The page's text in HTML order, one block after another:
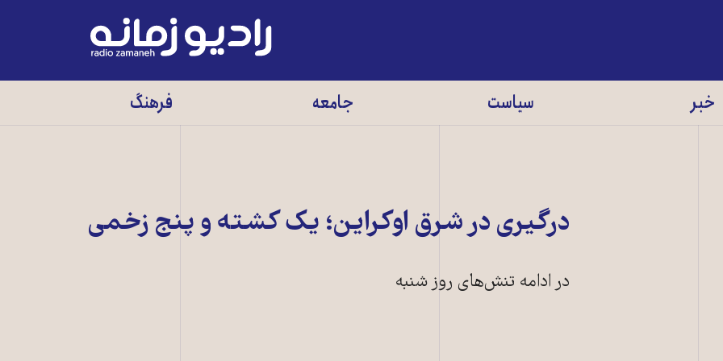
رادیو
زمانه
خبر سیاست جامعه فرهنگ
درگیری در شرق اوکراین؛ یک کشته و پنج زخمی
در ادامه تنش‌های روز شنبه